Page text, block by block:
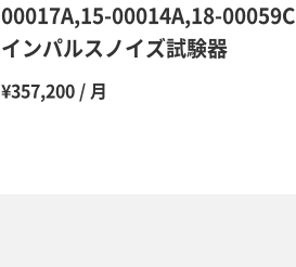
00017A,15-00014A,18-00059C
インパルスノイズ試験器
¥357,200 / 月